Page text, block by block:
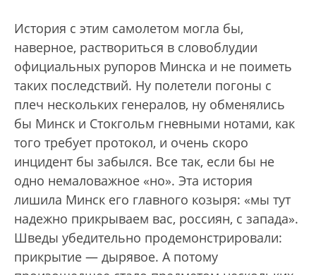
История с этим самолетом могла бы,
наверное, раствориться в словоблудии
официальных рупоров Минска и не поиметь
таких последствий. Ну полетели погоны с
плеч нескольких генералов, ну обменялись
бы Минск и Стокгольм гневными нотами, как
того требует протокол, и очень скоро
инцидент бы забылся. Все так, если бы не
одно немаловажное «но». Эта история
лишила Минск его главного козыря: «мы тут
надежно прикрываем вас, россиян, с запада».
Шведы убедительно продемонстрировали:
прикрытие — дырявое. А потому